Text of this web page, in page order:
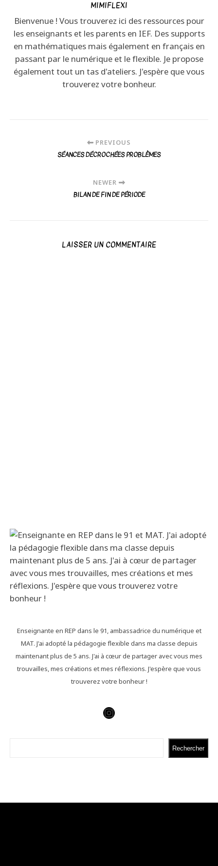
MIMIFLEXI
Bienvenue ! Vous trouverez ici des ressources pour
les enseignants et les parents en IEF. Des supports
en mathématiques mais également en français en
passant par le numérique et le flexible. Je propose
également tout un tas d'ateliers. J'espère que vous
trouverez votre bonheur.
PREVIOUS
SÉANCES DÉCROCHÉES PROBLÈMES
NEWER
BILAN DE FIN DE PÉRIODE
LAISSER UN COMMENTAIRE
Enseignante en REP dans le 91, ambassadrice du numérique et
MAT. J'ai adopté la pédagogie flexible dans ma classe depuis
maintenant plus de 5 ans. J'ai à cœur de partager avec vous mes
trouvailles, mes créations et mes réflexions. J'espère que vous
trouverez votre bonheur !
Instagram
Rechercher